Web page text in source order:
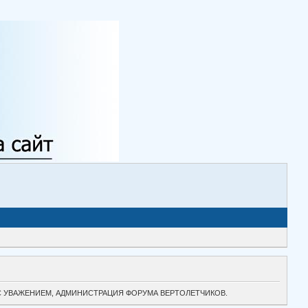
УВАЖЕНИЕМ, АДМИНИСТРАЦИЯ ФОРУМА ВЕРТОЛЕТЧИКОВ.